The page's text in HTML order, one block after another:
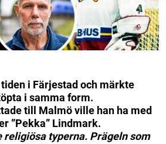
i Färjestad och märkte
i samma form.
till Malmö ville han ha med
”Pekka” Lindmark.
religiösa typerna. Prägeln som